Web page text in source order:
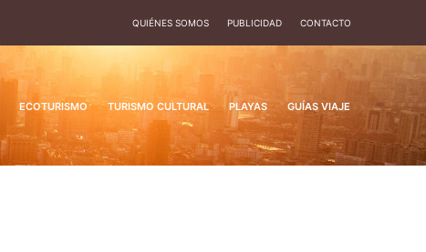
QUIÉNES SOMOS PUBLICIDAD CONTACTO
ECOTURISMO TURISMO CULTURAL PLAYAS GUÍAS VIAJE